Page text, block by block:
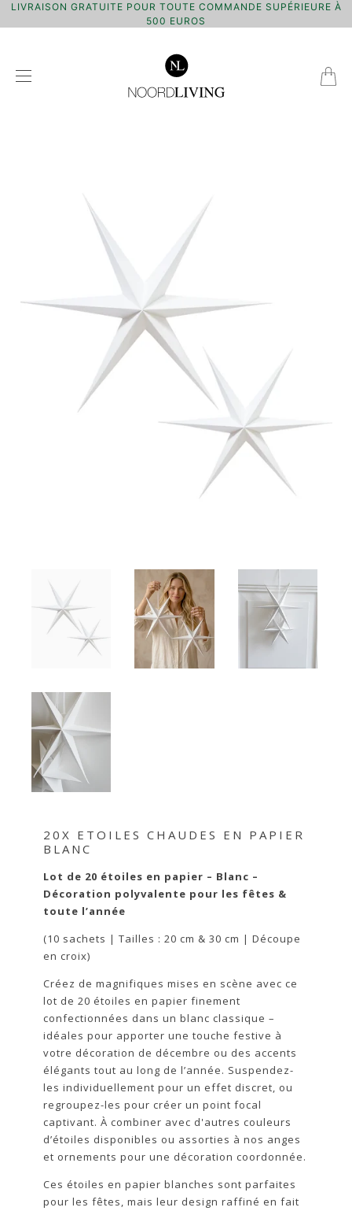
LIVRAISON GRATUITE POUR TOUTE COMMANDE SUPÉRIEURE À
500 EUROS
20X ETOILES CHAUDES EN PAPIER
BLANC
Lot de 20 étoiles en papier – Blanc –
Décoration polyvalente pour les fêtes &
toute l’année
(10 sachets | Tailles : 20 cm & 30 cm | Découpe
en croix)
Créez de magnifiques mises en scène avec ce
lot de 20 étoiles en papier finement
confectionnées dans un blanc classique –
idéales pour apporter une touche festive à
votre décoration de décembre ou des accents
élégants tout au long de l’année. Suspendez-
les individuellement pour un effet discret, ou
regroupez-les pour créer un point focal
captivant. À combiner avec d'autres couleurs
d’étoiles disponibles ou assorties à nos anges
et ornements pour une décoration coordonnée.
Ces étoiles en papier blanches sont parfaites
pour les fêtes, mais leur design raffiné en fait